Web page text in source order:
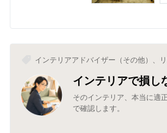
インテリアアドバイザー（その他）、リ
インテリアで損し
そのインテリア、本当に適
で確認します。